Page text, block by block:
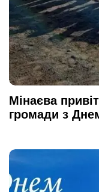
Мінаєва
громади з